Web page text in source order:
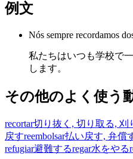
例文
Nós sempre recordamos
私たちはいつも学校で
します。
その他のよく使う
recortar切り抜く, 切り取る, 刈
戻すreembolsar払い戻す, 弁償
refugiar避難するregar水をやる